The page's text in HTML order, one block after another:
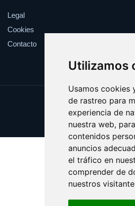
Utilizamos
Usamos cookies
de rastreo para
experiencia de
nuestra web,
contenidos
anuncios
el tráfico en
comprender de
nuestros
Legal
Cookies
Contacto
Update cookies
Copyright © 2025